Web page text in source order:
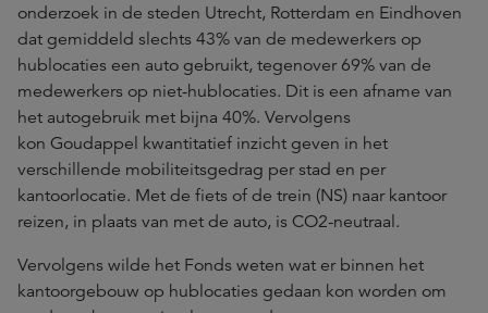
onderzoek in de steden Utrecht, Rotterdam en Eindhoven
dat gemiddeld slechts 43% van de medewerkers op
hublocaties een auto gebruikt, tegenover 69% van de
medewerkers op niet-hublocaties. Dit is een afname van
het autogebruik met bijna 40%. Vervolgens
kon Goudappel kwantitatief inzicht geven in het
verschillende mobiliteitsgedrag per stad en per
kantoorlocatie. Met de fiets of de trein (NS) naar kantoor
reizen, in plaats van met de auto, is CO2-neutraal.
Vervolgens wilde het Fonds weten wat er binnen het
kantoorgebouw op hublocaties gedaan kon worden om